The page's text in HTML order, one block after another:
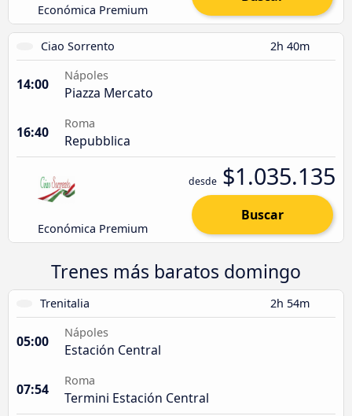
Económica Premium
Ciao Sorrento 2h 40m
14:00
Nápoles
Piazza Mercato
16:40
Roma
Repubblica
Económica Premium
desde $1.035.135
Buscar
Trenes más baratos domingo
Trenitalia 2h 54m
05:00
Nápoles
Estación Central
07:54
Roma
Termini Estación Central